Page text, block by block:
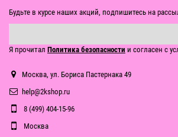
Будьте в курсе наших акций, подпишитесь на
Я прочитал Политика безопасности и согласен с
Москва, ул. Бориса Пастернака 49
help@2kshop.ru
8 (499) 404-15-96
Москва